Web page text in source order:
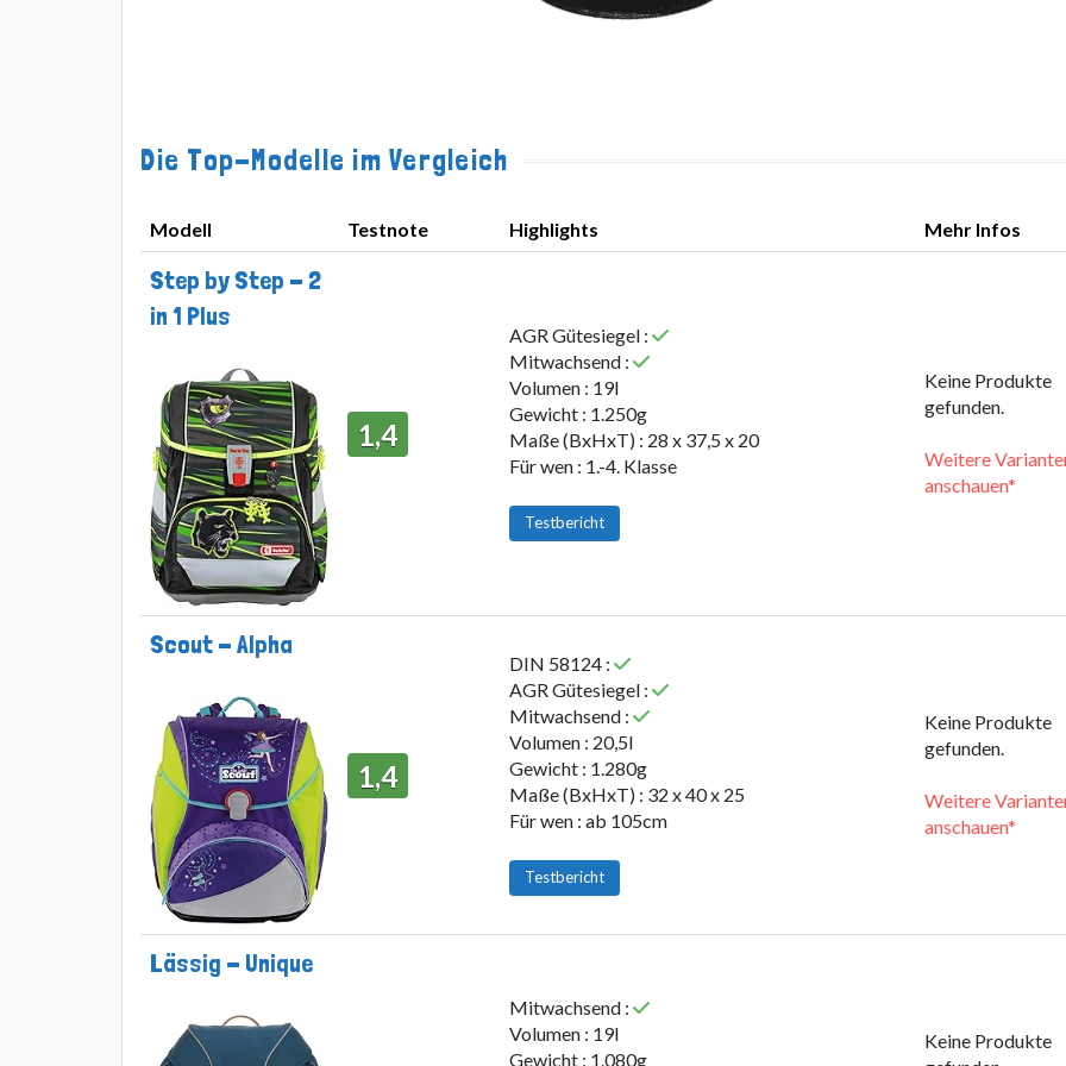
Die Top-Modelle im Vergleich
Modell Testnote Highlights
Mehr Infos
Step by Step - 2
in 1 Plus
1,4
AGR Gütesiegel :
Mitwachsend :
Volumen : 19l
Gewicht : 1.250g
Maße (BxHxT) : 28 x 37,5 x 20
Für wen : 1.-4. Klasse
Testbericht
Keine Produkte
gefunden.
Weitere
anschauen*
Scout - Alpha
1,4
DIN 58124 :
AGR Gütesiegel :
Mitwachsend :
Volumen : 20,5l
Gewicht : 1.280g
Maße (BxHxT) : 32 x 40 x 25
Für wen : ab 105cm
Testbericht
Keine Produkte
gefunden.
Weitere
anschauen*
Lässig - Unique
Mitwachsend :
Volumen : 19l
Gewicht : 1.080g
Keine Produkte